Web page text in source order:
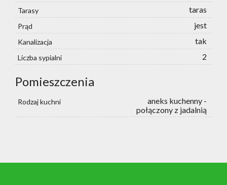
Tarasy taras
Prąd jest
Kanalizacja tak
Liczba sypialni 2
Pomieszczenia
Rodzaj kuchni
aneks kuchenny -
połączony z jadalnią